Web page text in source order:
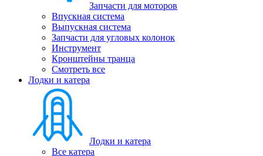
Запчасти для моторов
Впускная система
Выпускная система
Запчасти для угловых колонок
Инструмент
Кронштейны транца
Смотреть все
Лодки и катера
Лодки и катера
Все катера